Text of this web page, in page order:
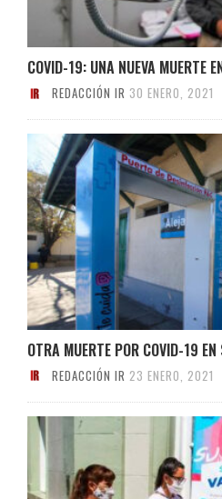
COVID-19: UNA NUEVA MUERTE
REDACCIÓN IR 30 ENERO, 2021
OTRA MUERTE POR COVID-19 EN
REDACCIÓN IR 23 ENERO, 2021